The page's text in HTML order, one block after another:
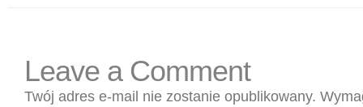
Leave a Comment
Twój adres e-mail nie zostanie opublikowany.